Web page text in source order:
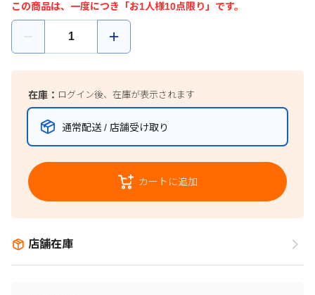
この商品は、一度につき「お1人様10点限り」です。
在庫： ログイン後、在庫が表示されます
通常配送 / 店舗受け取り
カートに追加
店舗在庫